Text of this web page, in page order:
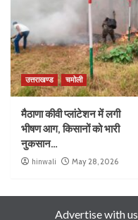
उत्तराखण्ड चमोली
मैठाणा कीवी प्लांटेशन में लगी
भीषण आग, किसानों को भारी
नुकसान…
hinwali May 28, 2026
Advertise with us